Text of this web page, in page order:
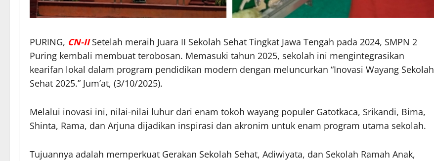
PURING, CN-IISetelah meraih Juara II Sekolah Sehat Tingkat Jawa Tengah pada 2024, SMPN 2
Puring kembali membuat terobosan. Memasuki tahun 2025, sekolah ini mengintegrasikan
kearifan lokal dalam program pendidikan modern dengan meluncurkan “Inovasi Wayang Sekolah
Sehat 2025.” Jum’at, (3/10/2025).
Melalui inovasi ini, nilai-nilai luhur dari enam tokoh wayang populer Gatotkaca, Srikandi, Bima,
Shinta, Rama, dan Arjuna dijadikan inspirasi dan akronim untuk enam program utama sekolah.
Tujuannya adalah memperkuat Gerakan Sekolah Sehat, Adiwiyata, dan Sekolah Ramah Anak,